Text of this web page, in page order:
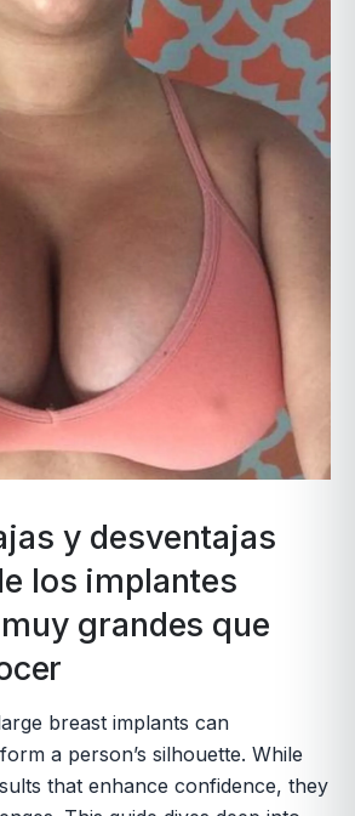
y desventajas
los implantes
grandes que
breast implants can
a person’s silhouette. While
that enhance confidence, they